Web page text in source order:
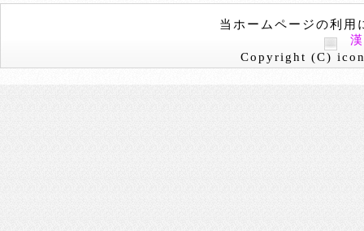
当ホームページの利用
Copyright (C)